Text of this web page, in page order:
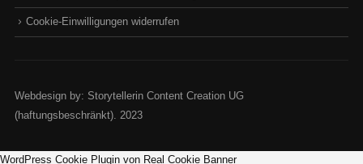
Cookie-Einwilligungen widerrufen
Webdesign by: Storytellerin Content Creation UG
(haftungsbeschränkt). 2023
WordPress Cookie Plugin von Real Cookie Banner